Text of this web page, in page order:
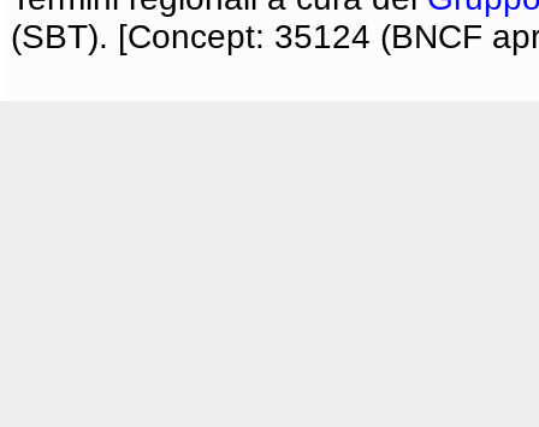
(SBT). [Concept: 35124 (BNCF